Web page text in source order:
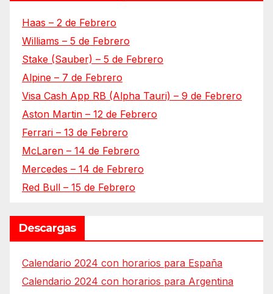
Haas – 2 de Febrero
Williams – 5 de Febrero
Stake (Sauber) – 5 de Febrero
Alpine – 7 de Febrero
Visa Cash App RB (Alpha Tauri) – 9 de Febrero
Aston Martin – 12 de Febrero
Ferrari – 13 de Febrero
McLaren – 14 de Febrero
Mercedes – 14 de Febrero
Red Bull – 15 de Febrero
Descargas
Calendario 2024 con horarios para España
Calendario 2024 con horarios para Argentina